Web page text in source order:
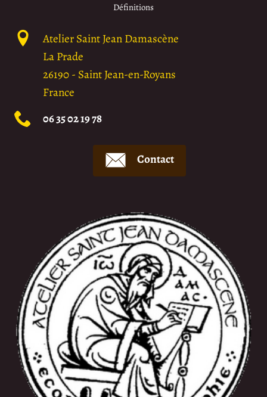
Définitions
Atelier Saint Jean Damascène
La Prade
26190- Saint Jean-en-Royans
France
06 35 02 19 78
Contact